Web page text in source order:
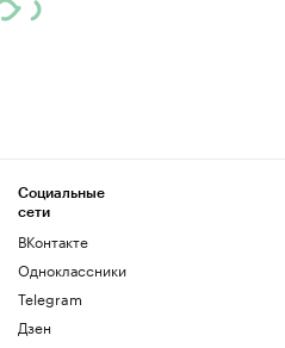
Социальные
сети
ВКонтакте
Одноклассники
Telegram
Дзен